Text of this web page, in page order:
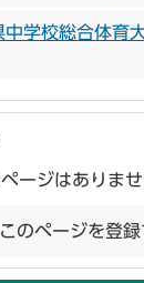
学校総合体育
ージはありませ
このページを登録